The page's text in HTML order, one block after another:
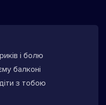
і болю
балконі
з тобою